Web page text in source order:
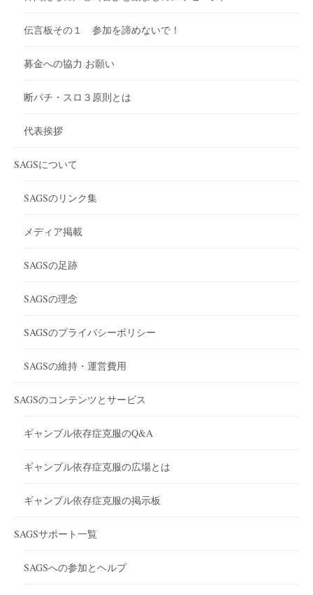
伝言板その１ 参加を諦めないで！
募金への協力 お願い
断パチ・スロ３原則とは
代表挨拶
SAGSについて
SAGSのリンク集
メディア掲載
SAGSの足跡
SAGSの理念
SAGSのプライバシーポリシー
SAGSの維持・運営費用
SAGSのコンテンツとサービス
ギャンブル依存症克服のQ&A
ギャンブル依存症克服の広場とは
ギャンブル依存症克服の掲示板
SAGSサポート一覧
SAGSへの参加とヘルプ